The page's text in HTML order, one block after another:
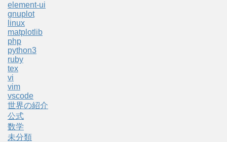
element-ui
gnuplot
linux
matplotlib
php
python3
ruby
tex
vi
vim
vscode
世界の紹介
公式
数学
未分類